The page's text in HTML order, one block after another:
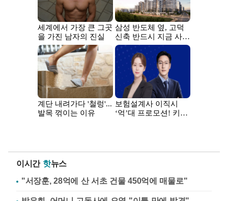
이시간 핫뉴스
"서장훈, 28억에 산 서초 건물 450억에 매물로"